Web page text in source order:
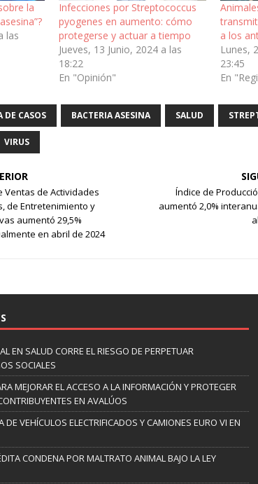
la
las
Infecciones por Streptococcus
pyogenes en aumento: cómo
protegerse y actuar a tiempo
Jueves, 13 Junio, 2024 a las
18:22
En "Opinión"
a los
Lunes,
23:45
En
DE CASOS BACTERIA ASESINA SALUD
VIRUS
Ventas de Actividades
de Entretenimiento y
aumentó 29,5%
en abril de 2024
Índice de
aumentó 2,0%
EN SALUD CORRE EL RIESGO DE PERPETUAR
SOCIALES
MEJORAR EL ACCESO A LA INFORMACIÓN Y PROTEGER
EN AVALÚOS
DE VEHÍCULOS ELECTRIFICADOS Y CAMIONES EURO VI EN
CONDENA POR MALTRATO ANIMAL BAJO LA LEY